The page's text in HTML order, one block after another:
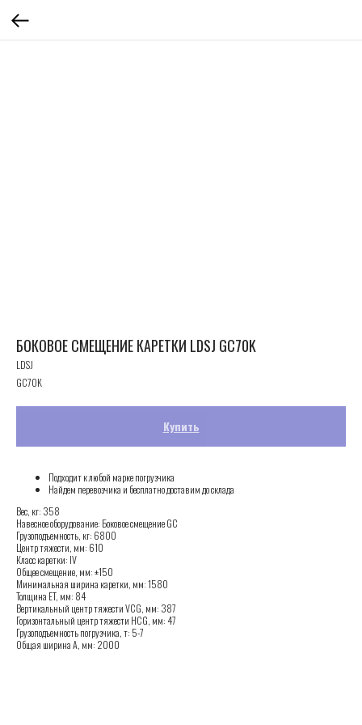
БОКОВОЕ СМЕЩЕНИЕ КАРЕТКИ LDSJ GC70K
LDSJ
GC70K
Купить
Подходит к любой марке погрузчика
Найдем перевозчика и бесплатно доставим до склада
Вес, кг: 358
Навесное оборудование: Боковое смещение GC
Грузоподъемность, кг: 6800
Центр тяжести, мм: 610
Класс каретки: IV
Общее смещение, мм: ±150
Минимальная ширина каретки, мм: 1580
Толщина ET, мм: 84
Вертикальный центр тяжести VCG, мм: 387
Горизонтальный центр тяжести HCG, мм: 47
Грузоподъемность погрузчика, т: 5-7
Общая ширина A, мм: 2000